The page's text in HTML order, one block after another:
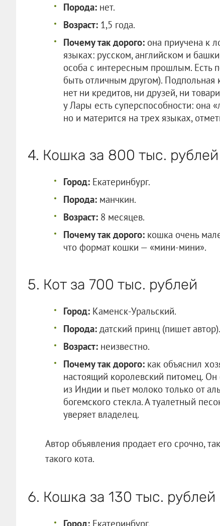
Порода: нет.
Возраст: 1,5 года.
Почему так дорого: она приучена к
языках: русском, английском и
особа с интересным прошлым. Есть
быть отличным другом). Подпольная
нет ни кредитов, ни друзей, ни
у Лары есть суперспособности: она
но и матерится на трех языках,
4. Кошка за 800 тыс. рублей
Город: Екатеринбург.
Порода: манчкин.
Возраст: 8 месяцев.
Почему так дорого: кошка очень
что формат кошки — «мини-мини».
5. Кот за 700 тыс. рублей
Город: Каменск-Уральский.
Порода: датский принц (пишет автор).
Возраст: неизвестно.
Почему так дорого: как объяснил
настоящий королевский питомец.
из Индии и пьет молоко только от
богемского стекла. А туалетный
уверяет владелец.
Автор объявления продает его срочно,
такого кота.
6. Кошка за 130 тыс. рублей
Город: Екатеринбург.